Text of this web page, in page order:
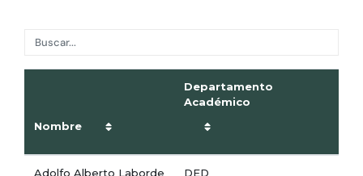
Nombre
Departamento
Académico
Adolfo Alberto Laborde
DED